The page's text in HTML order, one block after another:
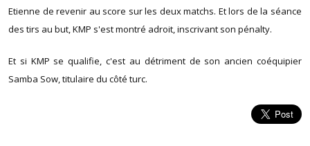
Etienne de revenir au score sur les deux matchs. Et lors de la séance
des tirs au but, KMP s'est montré adroit, inscrivant son pénalty.
Et si KMP se qualifie, c'est au détriment de son ancien coéquipier
Samba Sow, titulaire du côté turc.